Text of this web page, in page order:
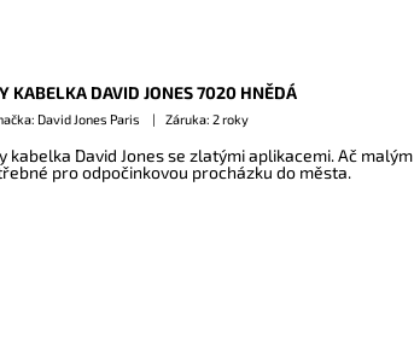
KABELKA DAVID JONES 7020 HNĚDÁ
David Jones Paris Záruka: 2 roky
David Jones se zlatými aplikacemi. Ač malým
pro odpočinkovou procházku do města.